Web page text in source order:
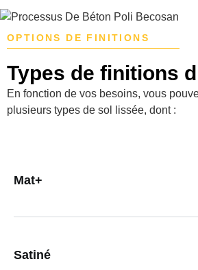
OPTIONS DE FINITIONS
Types de finitions
En fonction de vos besoins, vous
plusieurs types de sol lissée, dont :
Mat+
Satiné